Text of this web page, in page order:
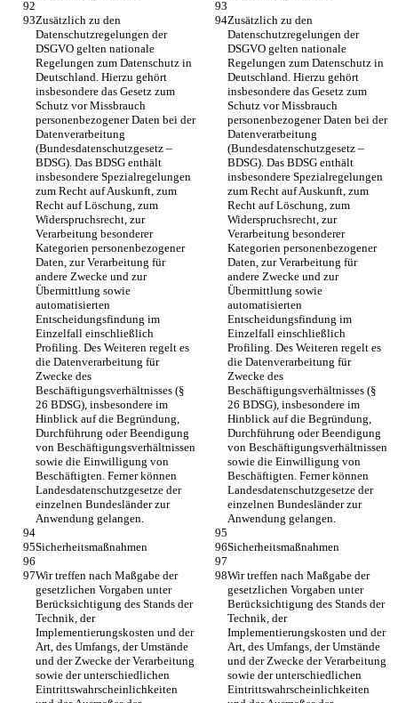
Zusätzlich zu den
Datenschutzregelungen der
DSGVO gelten nationale
Regelungen zum Datenschutz in
Deutschland. Hierzu gehört
insbesondere das Gesetz zum
Schutz vor Missbrauch
personenbezogener Daten bei der
Datenverarbeitung
(Bundesdatenschutzgesetz –
BDSG). Das BDSG enthält
insbesondere Spezialregelungen
zum Recht auf Auskunft, zum
Recht auf Löschung, zum
Widerspruchsrecht, zur
Verarbeitung besonderer
Kategorien personenbezogener
Daten, zur Verarbeitung für
andere Zwecke und zur
Übermittlung sowie
automatisierten
Entscheidungsfindung im
Einzelfall einschließlich
Profiling. Des Weiteren regelt es
die Datenverarbeitung für
Zwecke des
Beschäftigungsverhältnisses (§
26 BDSG), insbesondere im
Hinblick auf die Begründung,
Durchführung oder Beendigung
von Beschäftigungsverhältnissen
sowie die Einwilligung von
Beschäftigten. Ferner können
Landesdatenschutzgesetze der
einzelnen Bundesländer zur
Anwendung gelangen.
Zusätzlich zu den
Datenschutzregelungen der
DSGVO gelten nationale
Regelungen zum Datenschutz in
Deutschland. Hierzu gehört
insbesondere das Gesetz zum
Schutz vor Missbrauch
personenbezogener Daten bei der
Datenverarbeitung
(Bundesdatenschutzgesetz –
BDSG). Das BDSG enthält
insbesondere Spezialregelungen
zum Recht auf Auskunft, zum
Recht auf Löschung, zum
Widerspruchsrecht, zur
Verarbeitung besonderer
Kategorien personenbezogener
Daten, zur Verarbeitung für
andere Zwecke und zur
Übermittlung sowie
automatisierten
Entscheidungsfindung im
Einzelfall einschließlich
Profiling. Des Weiteren regelt es
die Datenverarbeitung für
Zwecke des
Beschäftigungsverhältnisses (§
26 BDSG), insbesondere im
Hinblick auf die Begründung,
Durchführung oder Beendigung
von Beschäftigungsverhältnissen
sowie die Einwilligung von
Beschäftigten. Ferner können
Landesdatenschutzgesetze der
einzelnen Bundesländer zur
Anwendung gelangen.
Sicherheitsmaßnahmen Sicherheitsmaßnahmen
Wir treffen nach Maßgabe der
gesetzlichen Vorgaben unter
Berücksichtigung des Stands der
Technik, der
Implementierungskosten und der
Art, des Umfangs, der Umstände
und der Zwecke der Verarbeitung
sowie der unterschiedlichen
Eintrittswahrscheinlichkeiten
Wir treffen nach Maßgabe der
gesetzlichen Vorgaben unter
Berücksichtigung des Stands der
Technik, der
Implementierungskosten und der
Art, des Umfangs, der Umstände
und der Zwecke der Verarbeitung
sowie der unterschiedlichen
Eintrittswahrscheinlichkeiten